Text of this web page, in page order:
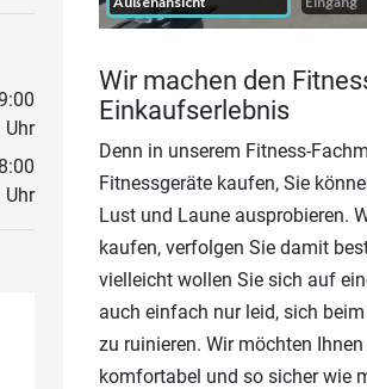
Uhr
Uhr
Wir machen den
Einkaufserlebnis
Denn in unserem Fitness-
Fitnessgeräte kaufen, Sie
Lust und Laune ausprobieren.
kaufen, verfolgen Sie damit
vielleicht wollen Sie sich auf
auch einfach nur leid, sich
zu ruinieren. Wir möchten
komfortabel und so sicher wie